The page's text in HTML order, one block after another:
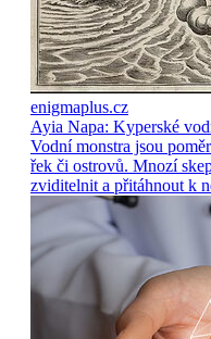
enigmaplus.cz
Ayia Napa: Kyperské
Vodní monstra jsou
řek či ostrovů. Mnozí
zviditelnit a přitáhnout k